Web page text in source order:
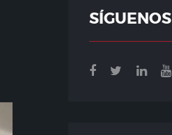
SÍGUENOS